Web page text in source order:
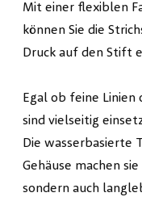
Mit einer flexiblen
können Sie die
Druck auf den Stift
Egal ob feine
sind vielseitig
Die wasserbasierte
Gehäuse machen
sondern auch